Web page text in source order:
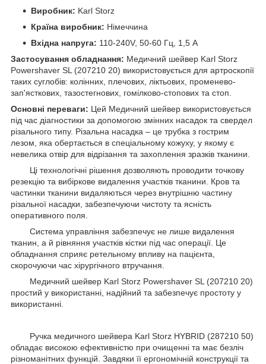
Виробник: Karl Storz
Країна виробник: Німеччина
Вхідна напруга: 110-240V, 50-60 Гц, 1,5 А
Застосування обладнання: Медичний шейвер Karl Storz
Powershaver SL (207210 20) використовується для артроскопії
таких суглобів: колінних, плечових, ліктьових, променево-
зап'ясткових, тазостегнових, гомілково-стопових та стоп.
Основні переваги: Цей Медичний шейвер використовується
під час діагностики за допомогою змінних насадок та свердел
різального типу. Різальна насадка – це трубка з гострим
лезом, яка обертається в спеціальному кожуху, у якому є
невелика отвір для відрізання та захоплення зразків тканини.
Ці технологічні рішення дозволяють проводити точкову
резекцію та вибіркове видалення участків тканини. Кров та
частинки тканини видаляються через внутрішню частину
різальної насадки, забезпечуючи чистоту та ясність
оперативного поля.
Система управління забезпечує не лише видалення
тканин, а й рівняння участків кістки під час операції. Це
обладнання сприяє ретельному впливу на пацієнта,
скорочуючи час хірургічного втручання.
Медичний шейвер Karl Storz Powershaver SL (207210 20)
простий у використанні, надійний та забезпечує простоту у
використанні.
Ручка медичного шейвера Karl Storz HYBRID (287210 50)
обладає високою ефективністю при очищенні та має безліч
різноманітних функцій. Завдяки її ергономічній конструкції та